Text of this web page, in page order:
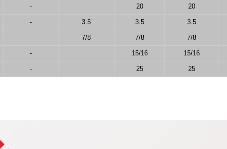
- 20 20
- 3.5 3.5 3.5
- 7/8 7/8 7/8
- 15/16 15/16
- 25 25